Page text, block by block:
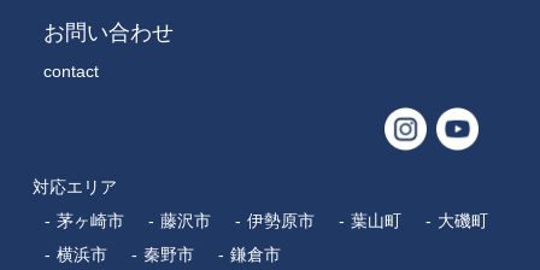
お問い合わせ
contact
対応エリア
茅ヶ崎市
藤沢市 伊勢原市 葉山町
大磯町
横浜市
秦野市 鎌倉市